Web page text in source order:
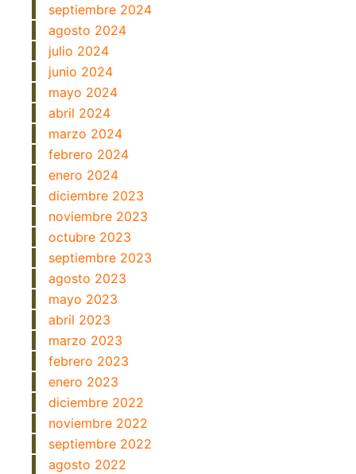
septiembre 2024
agosto 2024
julio 2024
junio 2024
mayo 2024
abril 2024
marzo 2024
febrero 2024
enero 2024
diciembre 2023
noviembre 2023
octubre 2023
septiembre 2023
agosto 2023
mayo 2023
abril 2023
marzo 2023
febrero 2023
enero 2023
diciembre 2022
noviembre 2022
septiembre 2022
agosto 2022